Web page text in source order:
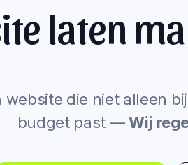
De#1
snel
laten
website die niet alleen
budget past —Wij